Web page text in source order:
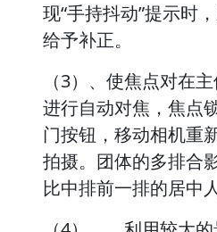
现“手持抖动”提示时
给予补正。
（3）、使焦点对在
进行自动对焦，焦点
门按钮，移动相机重
拍摄。团体的多排合
比中排前一排的居中人